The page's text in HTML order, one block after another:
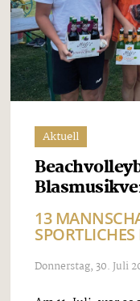
Aktuell
13
Donnerstag, 30. Juli